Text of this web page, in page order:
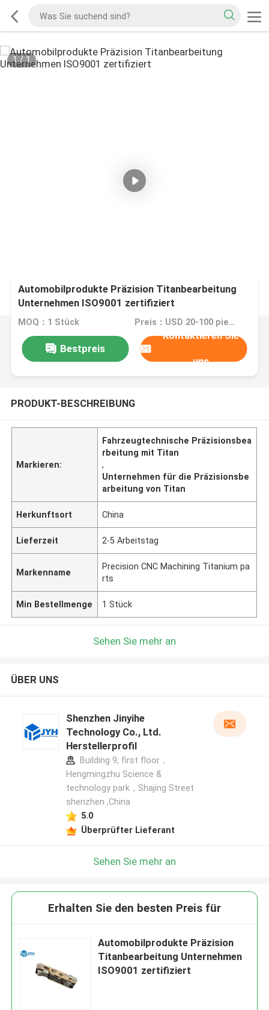
1 /1
Automobilprodukte Präzision Titanbearbeitung
Unternehmen ISO9001 zertifiziert
MOQ：1 Stück Preis：USD 20-100 pieces,negotiable
Bestpreis
Kontaktieren Sie
uns
PRODUKT-BESCHREIBUNG
Markieren:
Fahrzeugtechnische Präzisionsbea
rbeitung mit Titan
,
Unternehmen für die Präzisionsbe
arbeitung von Titan
Herkunftsort China
Lieferzeit 2-5 Arbeitstag
Markenname
Precision CNC Machining Titanium pa
rts
Min Bestellmenge 1 Stück
Sehen Sie mehr an
ÜBER UNS
Shenzhen Jinyihe
Technology Co., Ltd.
Herstellerprofil
Building 9, first floor，
Hengmingzhu Science &
technology park，Shajing Street
shenzhen ,China
5.0
Überprüfter Lieferant
Sehen Sie mehr an
Erhalten Sie den besten Preis für
Automobilprodukte Präzision
Titanbearbeitung Unternehmen
ISO9001 zertifiziert